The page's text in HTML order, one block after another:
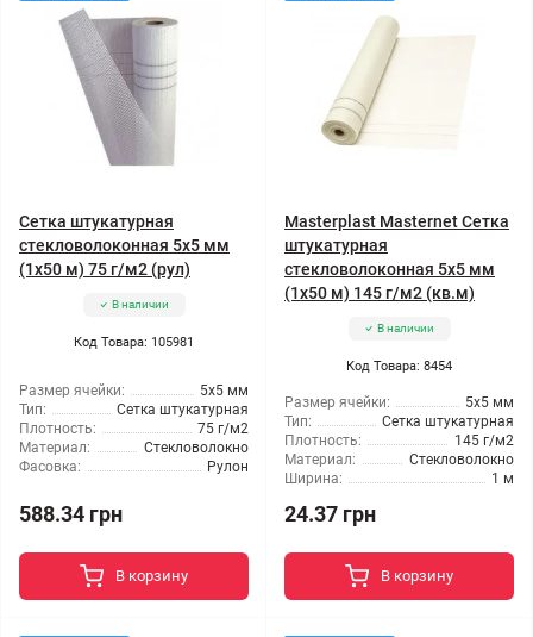
Сетка штукатурная
стекловолоконная 5x5 мм
(1x50 м) 75 г/м2 (рул)
В наличии
Код Товара: 105981
Размер ячейки:
5x5 мм
Тип:
Сетка штукатурная
Плотность:
75 г/м2
Материал:
Стекловолокно
Фасовка:
Рулон
588.34 грн
В корзину
Masterplast Masternet Сетка
штукатурная
стекловолоконная 5x5 мм
(1x50 м) 145 г/м2 (кв.м)
В наличии
Код Товара: 8454
Размер ячейки:
5x5 мм
Тип:
Сетка штукатурная
Плотность:
145 г/м2
Материал:
Стекловолокно
Ширина:
1 м
24.37 грн
В корзину